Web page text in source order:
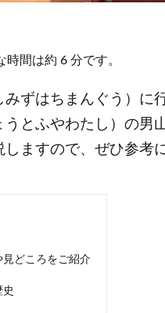
間は約 6 分です。
ずはちまんぐう）に
とふやわたし）の男
ますので、ぜひ参考
どころをご紹介
史